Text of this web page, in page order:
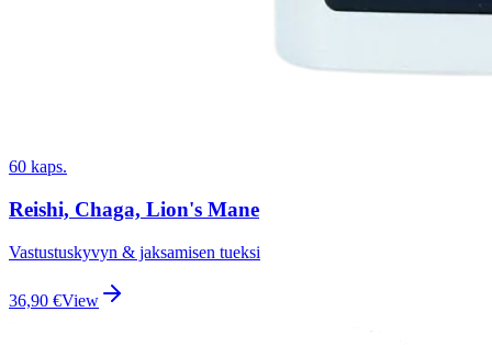
60 kaps.
Reishi, Chaga, Lion's Mane
Vastustuskyvyn & jaksamisen tueksi
36,90 €View